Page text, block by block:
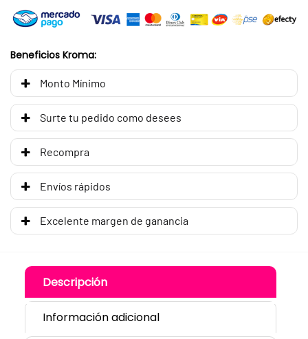
Beneficios Kroma:
Monto Mínimo
Surte tu pedido como desees
Recompra
Envíos rápidos
Excelente margen de ganancia
Descripción
Información adicional